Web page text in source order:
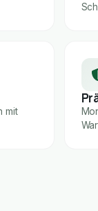
mit